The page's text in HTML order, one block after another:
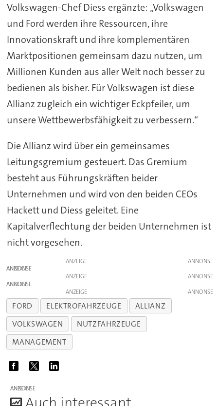
Volkswagen-Chef Diess ergänzte: „Volkswagen
und Ford werden ihre Ressourcen, ihre
Innovationskraft und ihre komplementären
Marktpositionen gemeinsam dazu nutzen, um
Millionen Kunden aus aller Welt noch besser zu
bedienen als bisher. Für Volkswagen ist diese
Allianz zugleich ein wichtiger Eckpfeiler, um
unsere Wettbewerbsfähigkeit zu verbessern.“
Die Allianz wird über ein gemeinsames
Leitungsgremium gesteuert. Das Gremium
besteht aus Führungskräften beider
Unternehmen und wird von den beiden CEOs
Hackett und Diess geleitet. Eine
Kapitalverflechtung der beiden Unternehmen ist
nicht vorgesehen.
ANZEIGE
ANZEIGE
ANZEIGE
ANZEIGE
ANZEIGE
FORD ELEKTROFAHRZEUGE
ALLIANZ
VOLKSWAGEN
NUTZFAHRZEUGE
MANAGEMENT
ANZEIGE